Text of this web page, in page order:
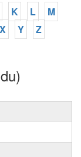
K L
M
X Y
Z